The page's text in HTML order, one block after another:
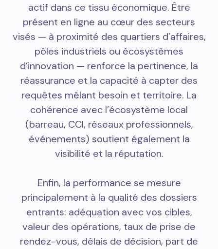
actif dans ce tissu économique. Être
présent en ligne au cœur des secteurs
visés — à proximité des quartiers d’affaires,
pôles industriels ou écosystèmes
d’innovation — renforce la pertinence, la
réassurance et la capacité à capter des
requêtes mêlant besoin et territoire. La
cohérence avec l’écosystème local
(barreau, CCI, réseaux professionnels,
événements) soutient également la
visibilité et la réputation.
Enfin, la performance se mesure
principalement à la qualité des dossiers
entrants: adéquation avec vos cibles,
valeur des opérations, taux de prise de
rendez-vous, délais de décision, part de